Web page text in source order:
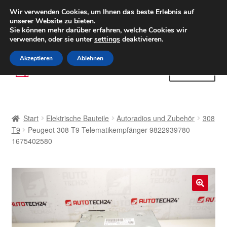
LIEFERUNG ab 6 EUR
Weltweiter Versand
(800) 500 564Mo-Fr 9-16 Uhr
Zur
Navigation
Zum
Inhalt
AGB
Datenschutz-Bestimmungen
Start Elektrische Bauteile Autoradios und Zubehör
308
T9
Peugeot 308 T9 Telematikempfänger 9822939780
1675402580
🔍
Wir verwenden Cookies, um Ihnen das beste Erlebnis auf
unserer Website zu bieten.
Sie können mehr darüber erfahren, welche Cookies wir
verwenden, oder sie untersettings deaktivieren.
Akzeptieren Ablehnen